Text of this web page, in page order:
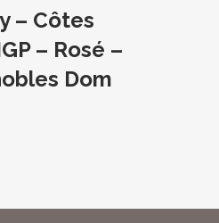
– Côtes
– Rosé –
Dom